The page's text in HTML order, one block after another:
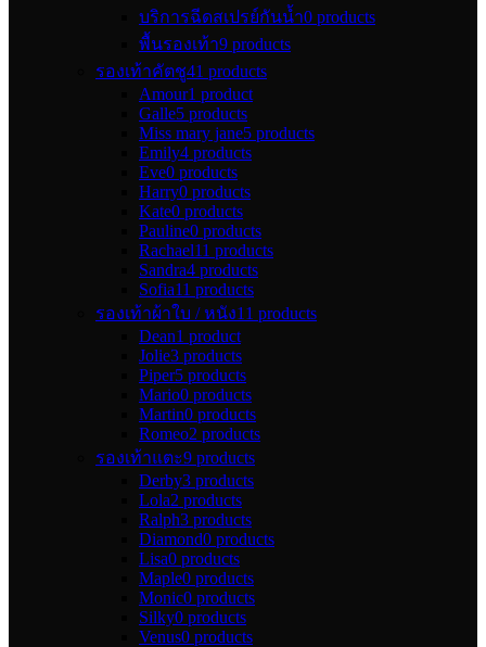
บริการฉีดสเปรย์กันน้ำ0 products
พื้นรองเท้า9 products
รองเท้าคัตชู41 products
Amour1 product
Galle5 products
Miss mary jane5 products
Emily4 products
Eve0 products
Harry0 products
Kate0 products
Pauline0 products
Rachael11 products
Sandra4 products
Sofia11 products
รองเท้าผ้าใบ / หนัง11 products
Dean1 product
Jolie3 products
Piper5 products
Mario0 products
Martin0 products
Romeo2 products
รองเท้าแตะ9 products
Derby3 products
Lola2 products
Ralph3 products
Diamond0 products
Lisa0 products
Maple0 products
Monic0 products
Silky0 products
Venus0 products